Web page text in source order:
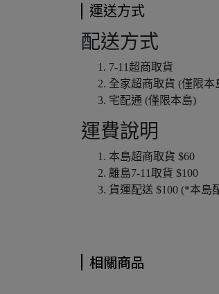
運送方式
配送方式
7-11超商取貨
全家超商取貨 (僅限本
宅配通 (僅限本島)
運費說明
本島超商取貨 $60
離島7-11取貨 $100
貨運配送 $100 (*本島
相關商品